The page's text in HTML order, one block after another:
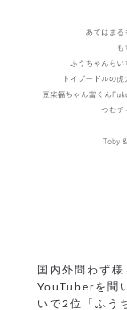
国内外問わず
YouTuberを聞
いで2位「ふう